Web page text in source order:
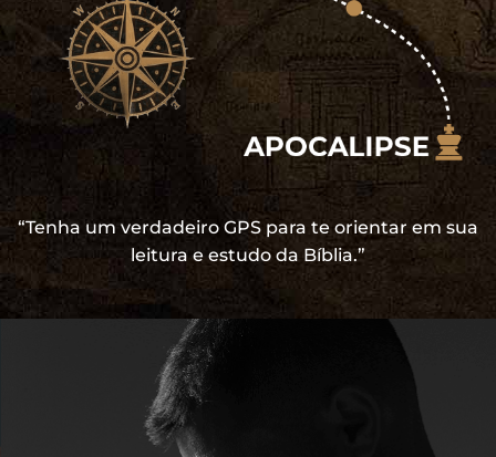
“Tenha um verdadeiro GPS para te orientar em sua
leitura e estudo da Bíblia.”